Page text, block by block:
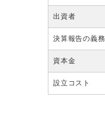
出資者
決算報告の義務
資本金
設立コスト